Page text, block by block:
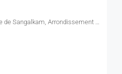
Ndiakhirate Digue, Commune de Sangalkam, Arrondissement de Sangalkam, Département de Rufisque, Région de Dakar, Sénégal, Ndiakhirate Digue, Commune de Sangalkam, Arrondissement de Sangalkam, Département de Rufisque, Région de Dakar, Sénégal